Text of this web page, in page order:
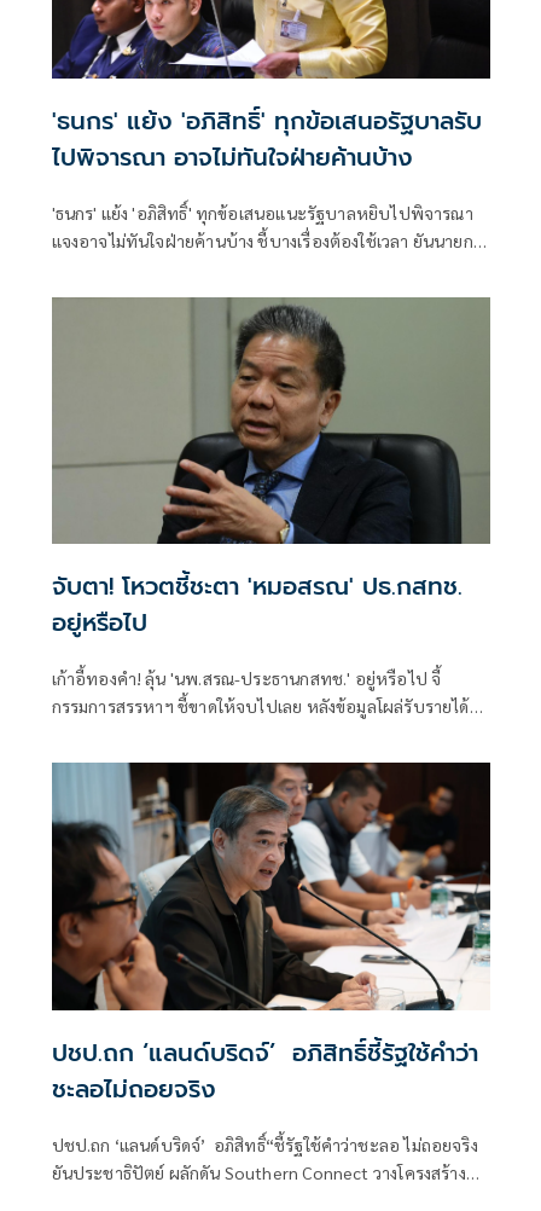
'ธนกร' แย้ง 'อภิสิทธิ์' ทุกข้อเสนอรัฐบาลรับ
ไปพิจารณา อาจไม่ทันใจฝ่ายค้านบ้าง
'ธนกร' แย้ง 'อภิสิทธิ์' ทุกข้อเสนอแนะรัฐบาลหยิบไปพิจารณา
แจงอาจไม่ทันใจฝ่ายค้านบ้าง ชี้บางเรื่องต้องใช้เวลา ยันนายกฯ
จับตา! โหวตชี้ชะตา 'หมอสรณ' ปธ.กสทช.
อยู่หรือไป
เก้าอี้ทองคำ! ลุ้น 'นพ.สรณ-ประธานกสทช.' อยู่หรือไป จี้
กรรมการสรรหาฯ ชี้ขาดให้จบไปเลย หลังข้อมูลโผล่รับรายได้
ปชป.ถก ‘แลน​ด์บริดจ์’​ อภิสิทธิ์​ชี้รัฐใช้คำว่า
ชะลอไม่ถอยจริง
ปชป.ถก ‘แลน​ด์บริดจ์’​ อภิสิทธิ์​“ชี้รัฐใช้คำว่าชะลอ ไม่ถอยจริง
ยันประชาธิปัตย์ ผลักดัน​ Southern Connect วางโครงสร้าง